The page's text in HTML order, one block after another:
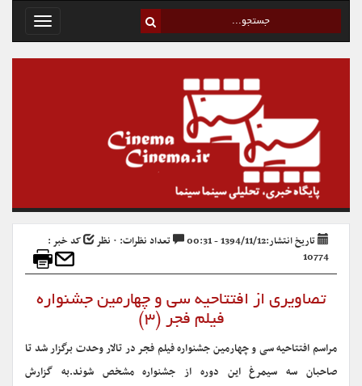
Toggle
تاریخ انتشار:1394/11/12 - 00:31 تعداد نظرات: ۰ نظر
کد خبر :
10774
تصاویری از افتتاحیه سی و چهارمین جشنواره
فیلم فجر (۳)
مراسم افتتاحیه سی و چهارمین جشنواره فیلم فجر در تالار وحدت برگزار شد تا
صاحبان سه سیمرغ این دوره از جشنواره مشخص شوند.به گزارش